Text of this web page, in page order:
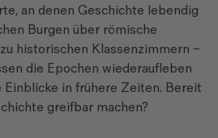
an denen Geschichte lebendig
Burgen über römische
historischen Klassenzimmern –
die Epochen wiederaufleben
Einblicke in frühere Zeiten. Bereit
greifbar machen?